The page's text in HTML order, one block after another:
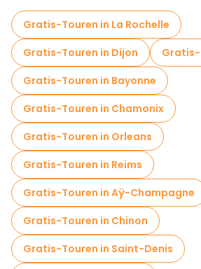
Gratis-Touren in La Rochelle
Gratis-Touren in Dijon
Gratis-
Gratis-Touren in Bayonne
Gratis-Touren in Chamonix
Gratis-Touren in Orleans
Gratis-Touren in Reims
Gratis-Touren in Aÿ-Champagne
Gratis-Touren in Chinon
Gratis-Touren in Saint-Denis